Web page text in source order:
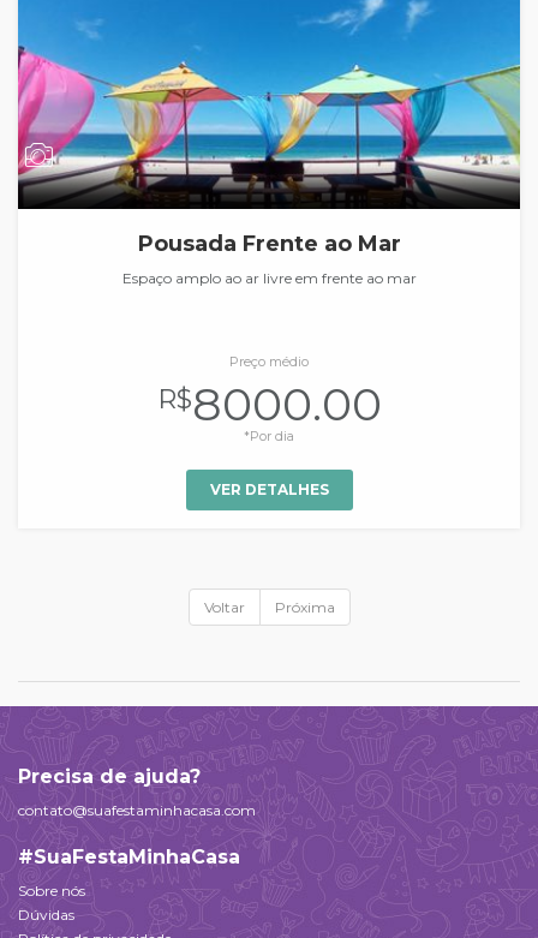
Pousada Frente ao Mar
Espaço amplo ao ar livre em frente ao mar
Preço médio
R$8000.00
*Por dia
VER DETALHES
Voltar Próxima
Precisa de ajuda?
contato@suafestaminhacasa.com
#SuaFestaMinhaCasa
Sobre nós
Dúvidas